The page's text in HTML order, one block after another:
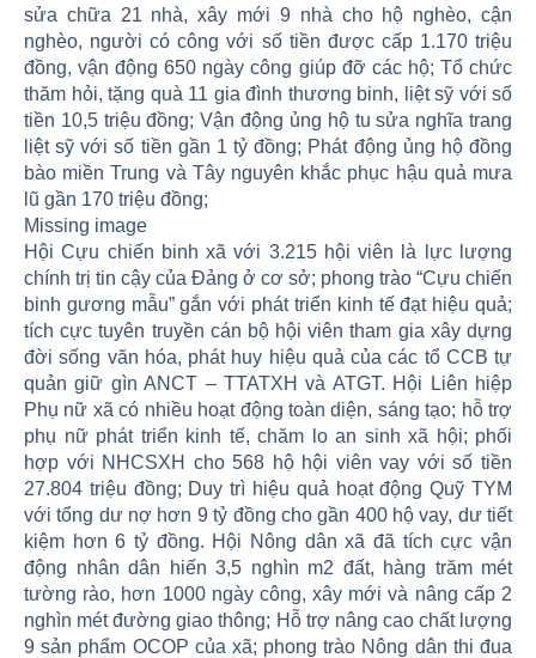
sửa chữa 21 nhà, xây mới 9 nhà cho hộ nghèo, cận
nghèo, người có công với số tiền được cấp 1.170 triệu
đồng, vận động 650 ngày công giúp đỡ các hộ; Tổ chức
thăm hỏi, tặng quà 11 gia đình thương binh, liệt sỹ với số
tiền 10,5 triệu đồng; Vận động ủng hộ tu sửa nghĩa trang
liệt sỹ với số tiền gần 1 tỷ đồng; Phát động ủng hộ đồng
bào miền Trung và Tây nguyên khắc phục hậu quả mưa
lũ gần 170 triệu đồng;
Missing image
Hội Cựu chiến binh xã với 3.215 hội viên là lực lượng
chính trị tin cậy của Đảng ở cơ sở; phong trào “Cựu chiến
binh gương mẫu” gắn với phát triển kinh tế đạt hiệu quả;
tích cực tuyên truyền cán bộ hội viên tham gia xây dựng
đời sống văn hóa, phát huy hiệu quả của các tổ CCB tự
quản giữ gìn ANCT – TTATXH và ATGT. Hội Liên hiệp
Phụ nữ xã có nhiều hoạt động toàn diện, sáng tạo; hỗ trợ
phụ nữ phát triển kinh tế, chăm lo an sinh xã hội; phối
hợp với NHCSXH cho 568 hộ hội viên vay với số tiền
27.804 triệu đồng; Duy trì hiệu quả hoạt động Quỹ TYM
với tổng dư nợ hơn 9 tỷ đồng cho gần 400 hộ vay, dư tiết
kiệm hơn 6 tỷ đồng. Hội Nông dân xã đã tích cực vận
động nhân dân hiến 3,5 nghìn m2 đất, hàng trăm mét
tường rào, hơn 1000 ngày công, xây mới và nâng cấp 2
nghìn mét đường giao thông; Hỗ trợ nâng cao chất lượng
9 sản phẩm OCOP của xã; phong trào Nông dân thi đua